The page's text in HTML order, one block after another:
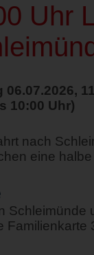
Uhr
06.07.2026,
10:00 Uhr)
nach
eine
Schleimünde
Familienkarte